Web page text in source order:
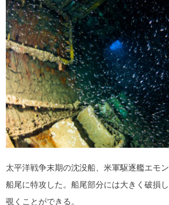
太平洋戦争末期の沈没船、米軍駆逐艦エモ
船尾に特攻した。船尾部分には大きく破損
覗くことができる。